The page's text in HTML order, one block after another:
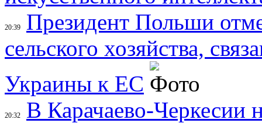
20:39
Президент Польши
сельского хозяйства,
Украины к ЕС
20:32
В Карачаево-Черкесии